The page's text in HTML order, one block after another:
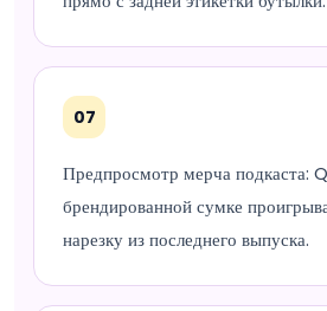
07
Предпросмотр мерча подкаста:
брендированной сумке
нарезку из последнего выпуска.